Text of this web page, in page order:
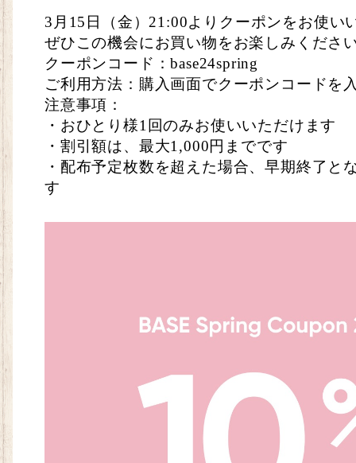
3月15日（金）21:00よりクーポンをお使い
ぜひこの機会にお買い物をお楽しみくださ
クーポンコード：base24spring
ご利用方法：購入画面でクーポンコードを
注意事項：
・おひとり様1回のみお使いいただけます
・割引額は、最大1,000円までです
・配布予定枚数を超えた場合、早期終了と
す